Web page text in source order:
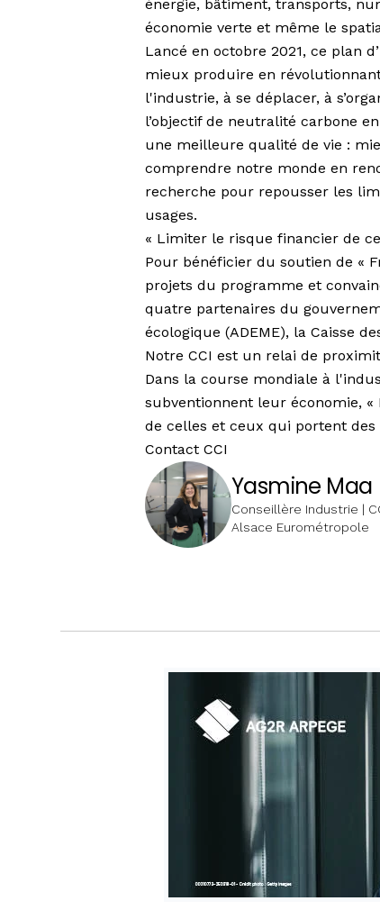
énergie, bâtiment, transports,
économie verte et même le
Lancé en octobre 2021, ce plan
mieux produire en
l'industrie, à se déplacer, à
l’objectif de neutralité carbone
une meilleure qualité de vie :
comprendre notre monde en
recherche pour repousser les
usages.
« Limiter le risque financier de
Pour bénéficier du soutien de «
projets du programme et
quatre partenaires du
écologique (ADEME), la Caisse
Notre CCI est un relai de
Dans la course mondiale à
subventionnent leur économie,
de celles et ceux qui portent
Contact CCI
Yasmine Maa
Conseillère Industrie |
Alsace Eurométropole